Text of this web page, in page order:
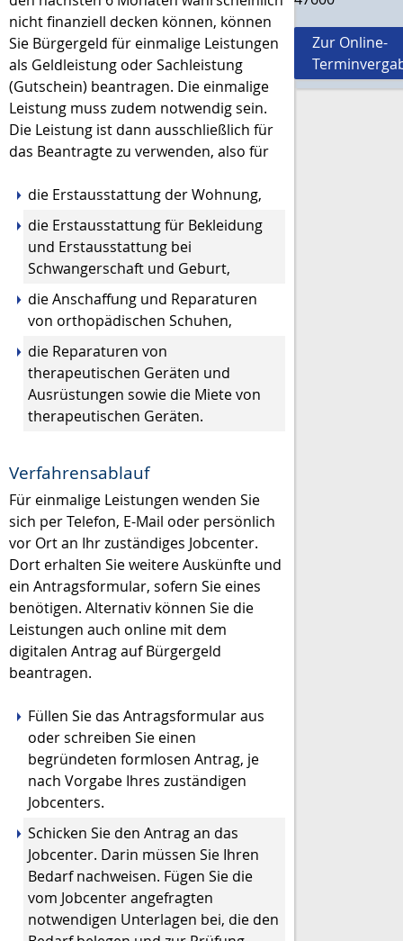
nicht finanziell decken können, können
Sie Bürgergeld für einmalige Leistungen
als Geldleistung oder Sachleistung
(Gutschein) beantragen. Die einmalige
Leistung muss zudem notwendig sein.
Die Leistung ist dann ausschließlich für
das Beantragte zu verwenden, also für
die Erstausstattung der Wohnung,
die Erstausstattung für Bekleidung
und Erstausstattung bei
Schwangerschaft und Geburt,
die Anschaffung und Reparaturen
von orthopädischen Schuhen,
die Reparaturen von
therapeutischen Geräten und
Ausrüstungen sowie die Miete von
therapeutischen Geräten.
Verfahrensablauf
Für einmalige Leistungen wenden Sie
sich per Telefon, E-Mail oder persönlich
vor Ort an Ihr zuständiges Jobcenter.
Dort erhalten Sie weitere Auskünfte und
ein Antragsformular, sofern Sie eines
benötigen. Alternativ können Sie die
Leistungen auch online mit dem
digitalen Antrag auf Bürgergeld
beantragen.
Füllen Sie das Antragsformular aus
oder schreiben Sie einen
begründeten formlosen Antrag, je
nach Vorgabe Ihres zuständigen
Jobcenters.
Schicken Sie den Antrag an das
Jobcenter. Darin müssen Sie Ihren
Bedarf nachweisen. Fügen Sie die
vom Jobcenter angefragten
notwendigen Unterlagen bei, die den
Zur Online-